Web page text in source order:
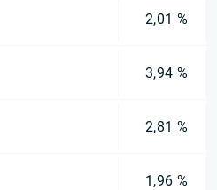
2,01 %
3,94 %
2,81 %
1,96 %